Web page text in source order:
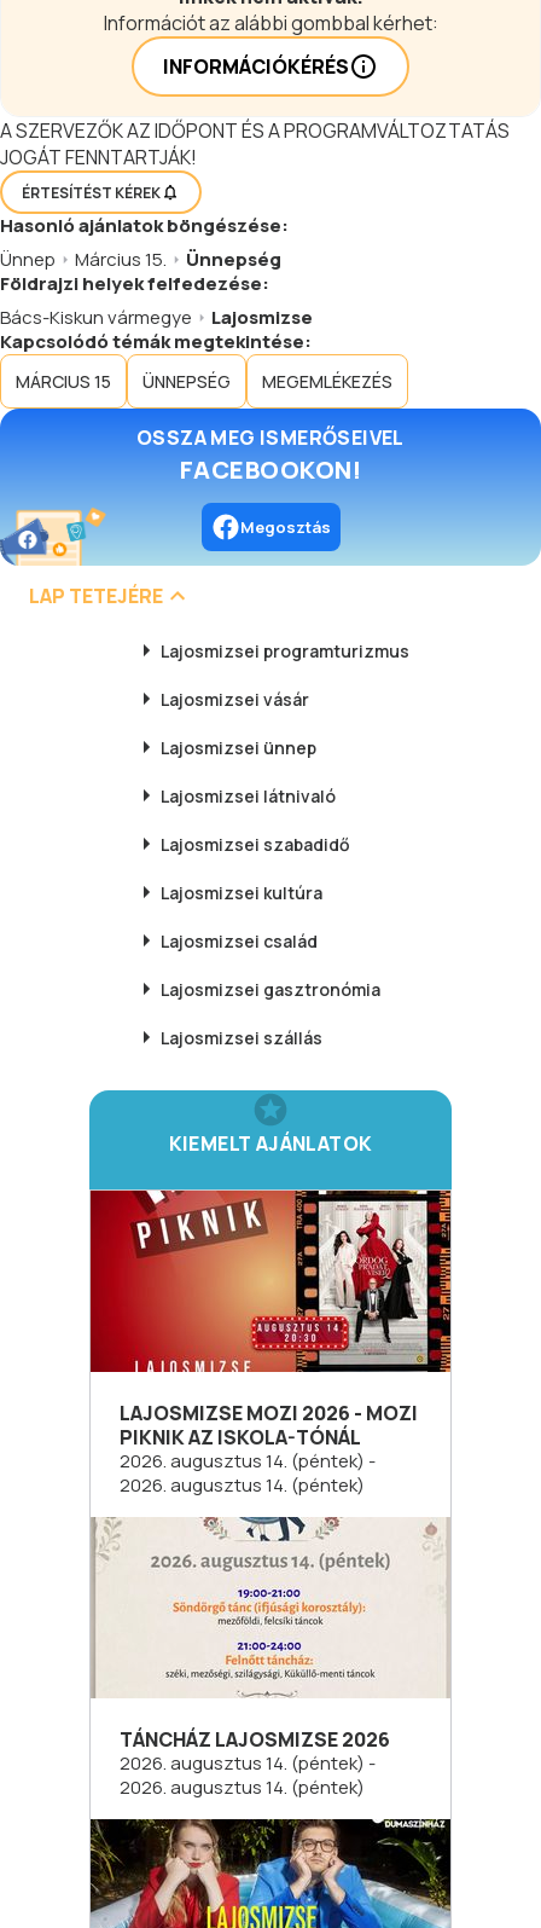
játszótér biztosítja a kellemes
időtöltést. A másfél hektáros terület
teljesen bekerített és parkosított,
területén gyógynövény kertészet
kialakítása van folyamatban. Akár
néhány órára szállna meg, akár
hetekre érkezik...
Információt az alábbi gombbal kérhet:
INFORMÁCIÓKÉRÉS
A SZERVEZŐK AZ IDŐPONT ÉS A PROGRAMVÁLTOZTATÁS
JOGÁT FENNTARTJÁK!
ÉRTESÍTÉST KÉREK
Hasonlóajánlatokböngészése:
Ünnep
Március 15.
Ünnepség
Földrajzi helyek felfedezése:
Bács-Kiskun vármegye
Lajosmizse
Kapcsolódó témák megtekintése:
MÁRCIUS 15 ÜNNEPSÉG MEGEMLÉKEZÉS
OSSZA MEG ISMERŐSEIVEL
FACEBOOKON!
Megosztás
LAP TETEJÉRE
Lajosmizsei programturizmus
Lajosmizsei vásár
Lajosmizsei ünnep
Lajosmizsei látnivaló
Lajosmizsei szabadidő
Lajosmizsei kultúra
Lajosmizsei család
Lajosmizsei gasztronómia
Lajosmizsei szállás
KIEMELT AJÁNLATOK
LAJOSMIZSE MOZI 2026 - MOZI
PIKNIK AZ ISKOLA-TÓNÁL
2026. augusztus 14. (péntek) -
2026. augusztus 14. (péntek)
TÁNCHÁZ LAJOSMIZSE 2026
2026. augusztus 14. (péntek) -
2026. augusztus 14. (péntek)